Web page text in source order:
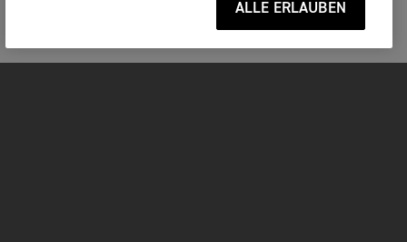
ALLE ERLAUBEN